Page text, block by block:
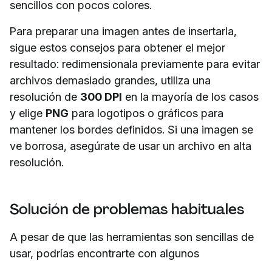
sencillos con pocos colores.
Para preparar una imagen antes de insertarla,
sigue estos consejos para obtener el mejor
resultado: redimensionala previamente para evitar
archivos demasiado grandes, utiliza una
resolución de 300 DPI en la mayoría de los casos
y elige PNG para logotipos o gráficos para
mantener los bordes definidos. Si una imagen se
ve borrosa, asegúrate de usar un archivo en alta
resolución.
Solución de problemas habituales
A pesar de que las herramientas son sencillas de
usar, podrías encontrarte con algunos